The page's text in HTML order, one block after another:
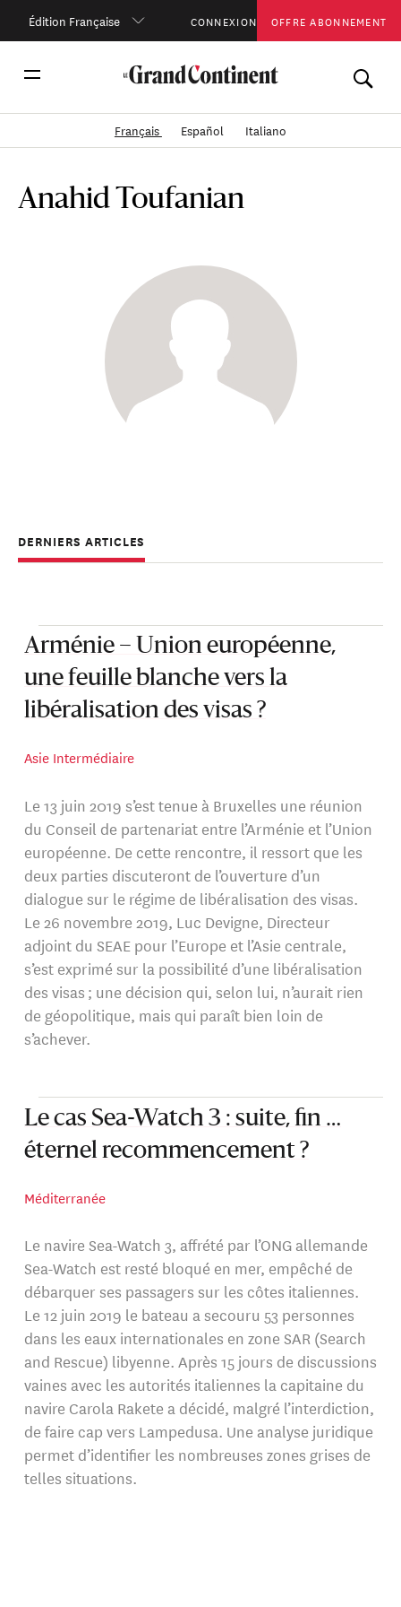
Édition Française CONNEXION OFFRE ABONNEMENT
Français Español Italiano
Anahid Toufanian
DERNIERS ARTICLES
Arménie – Union européenne,
une feuille blanche vers la
libéralisation des visas ?
Asie Intermédiaire
Le 13 juin 2019 s’est tenue à Bruxelles une réunion
du Conseil de partenariat entre l’Arménie et l’Union
européenne. De cette rencontre, il ressort que les
deux parties discuteront de l’ouverture d’un
dialogue sur le régime de libéralisation des visas.
Le 26 novembre 2019, Luc Devigne, Directeur
adjoint du SEAE pour l’Europe et l’Asie centrale,
s’est exprimé sur la possibilité d’une libéralisation
des visas ; une décision qui, selon lui, n’aurait rien
de géopolitique, mais qui paraît bien loin de
s’achever.
Le cas Sea-Watch 3 : suite, fin …
éternel recommencement ?
Méditerranée
Le navire Sea-Watch 3, affrété par l’ONG allemande
Sea-Watch est resté bloqué en mer, empêché de
débarquer ses passagers sur les côtes italiennes.
Le 12 juin 2019 le bateau a secouru 53 personnes
dans les eaux internationales en zone SAR (Search
and Rescue) libyenne. Après 15 jours de discussions
vaines avec les autorités italiennes la capitaine du
navire Carola Rakete a décidé, malgré l’interdiction,
de faire cap vers Lampedusa. Une analyse juridique
permet d’identifier les nombreuses zones grises de
telles situations.